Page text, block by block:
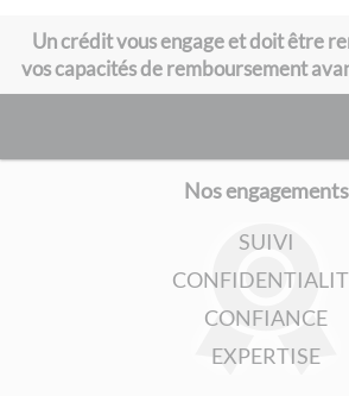
Un crédit vous engage et doit être
vos capacités de remboursement
Nos engagements
SUIVI
CONFIANCE
EXPERTISE